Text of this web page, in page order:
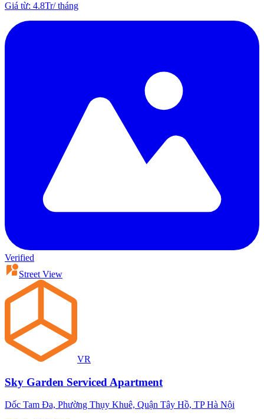
Giá từ: 4.8Tr/tháng
Verified
Street View
VR
Sky Garden Serviced Apartment
Dốc Tam Đa, Phường Thụy Khuê, Quận Tây Hồ, TP Hà Nội